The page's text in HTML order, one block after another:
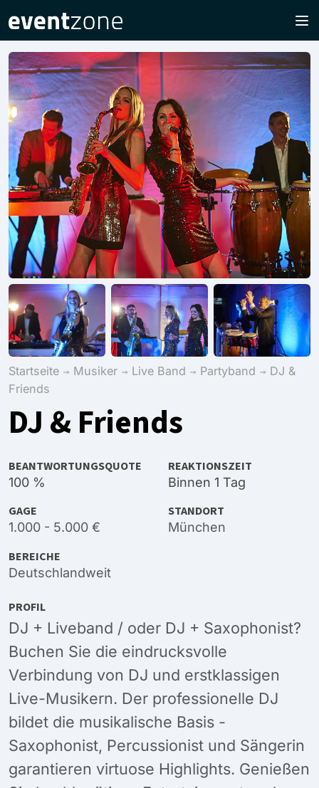
Startseite Musiker Live Band Partyband
DJ &
Friends
DJ & Friends
BEANTWORTUNGSQUOTE
100 %
REAKTIONSZEIT
Binnen 1 Tag
GAGE
1.000 - 5.000 €
STANDORT
München
BEREICHE
Deutschlandweit
PROFIL
DJ + Liveband / oder DJ + Saxophonist?
Buchen Sie die eindrucksvolle
Verbindung von DJ und erstklassigen
Live-Musikern. Der professionelle DJ
bildet die musikalische Basis -
Saxophonist, Percussionist und Sängerin
garantieren virtuose Highlights. Genießen